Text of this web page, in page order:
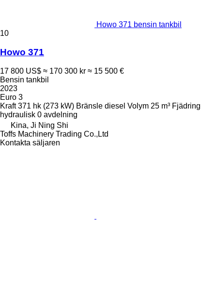
Howo 371 bensin tankbil
10
Howo 371
17 800 US$ ≈ 170 300 kr ≈ 15 500 €
Bensin tankbil
2023
Euro 3
Kraft 371 hk (273 kW) Bränsle diesel Volym 25 m³ Fjädring
hydraulisk 0 avdelning
Kina, Ji Ning Shi
Toffs Machinery Trading Co.,Ltd
Kontakta säljaren